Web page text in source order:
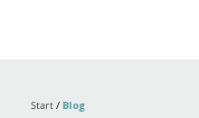
Start/ Blog